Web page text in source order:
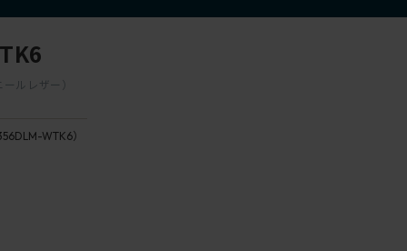
ルレザー）
WTK6）